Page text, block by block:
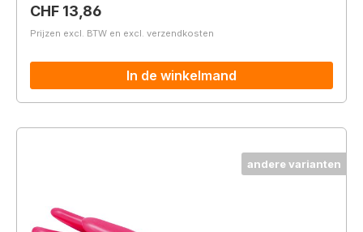
Normale prijs:
CHF 13,86
Prijzen excl. BTW en excl. verzendkosten
In de winkelmand
andere varianten